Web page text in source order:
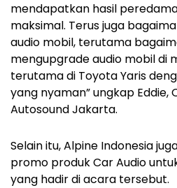
mendapatkan hasil
maksimal. Terus juga
audio mobil, terutama
mengupgrade audio mobil di
terutama di Toyota Yaris
yang nyaman” ungkap Eddie,
Autosound Jakarta.
Selain itu, Alpine Indonesia
promo produk Car Audio
yang hadir di acara tersebut.